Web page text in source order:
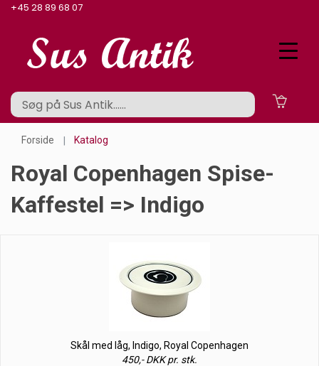
+45 28 89 68 07
Forside Katalog
Royal Copenhagen Spise-
Kaffestel => Indigo
Skål med låg, Indigo, Royal Copenhagen
450,- DKK pr. stk.